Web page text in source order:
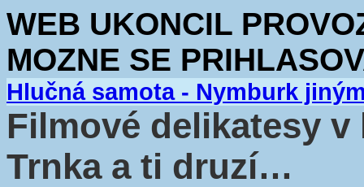
WEB UKONCIL
MOZNE SE
Hlučná samota - Nymburk
Filmové delikatesy v
Trnka a ti druzí…